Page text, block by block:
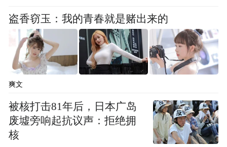
盗香窃玉：我的青春就是赌出来的
爽文
被核打击81年后，日本广岛
废墟旁响起抗议声：拒绝拥
核